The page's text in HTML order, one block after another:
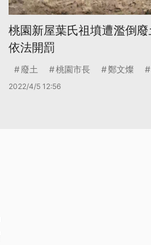
桃園新屋葉氏祖墳遭濫倒廢
依法開罰
廢土 桃園市長 鄭文燦
2022/4/5 12:56